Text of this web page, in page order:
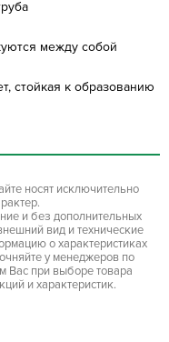
между собой
стойкая к образованию
носят исключительно
и без дополнительных
вид и технические
о характеристиках
у менеджеров по
Вас при выборе товара
и характеристик.